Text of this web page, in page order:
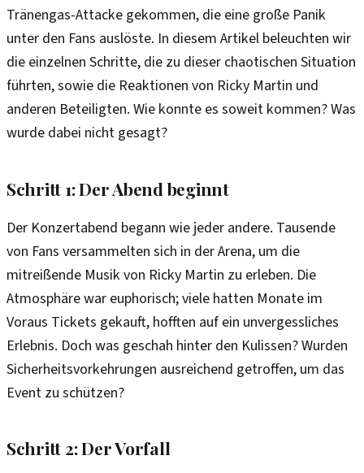
Tränengas-Attacke gekommen, die eine große Panik
unter den Fans auslöste. In diesem Artikel beleuchten wir
die einzelnen Schritte, die zu dieser chaotischen Situation
führten, sowie die Reaktionen von Ricky Martin und
anderen Beteiligten. Wie konnte es soweit kommen? Was
wurde dabei nicht gesagt?
Schritt 1: Der Abend beginnt
Der Konzertabend begann wie jeder andere. Tausende
von Fans versammelten sich in der Arena, um die
mitreißende Musik von Ricky Martin zu erleben. Die
Atmosphäre war euphorisch; viele hatten Monate im
Voraus Tickets gekauft, hofften auf ein unvergessliches
Erlebnis. Doch was geschah hinter den Kulissen? Wurden
Sicherheitsvorkehrungen ausreichend getroffen, um das
Event zu schützen?
Schritt 2: Der Vorfall